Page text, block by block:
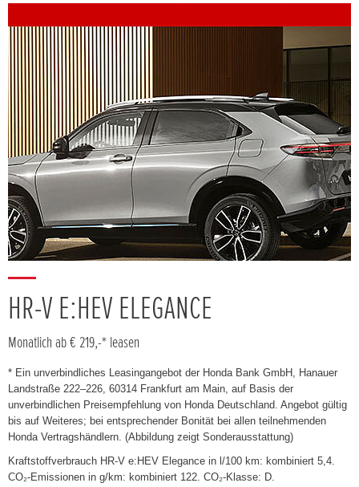
HR-V E:HEV ELEGANCE
Monatlich ab € 219,-* leasen
* Ein unverbindliches Leasingangebot der Honda Bank GmbH, Hanauer
Landstraße 222–226, 60314 Frankfurt am Main, auf Basis der
unverbindlichen Preisempfehlung von Honda Deutschland. Angebot gültig
bis auf Weiteres; bei entsprechender Bonität bei allen teilnehmenden
Honda Vertragshändlern. (Abbildung zeigt Sonderausstattung)
Kraftstoffverbrauch HR-V e:HEV Elegance in l/100 km: kombiniert 5,4.
CO₂-Emissionen in g/km: kombiniert 122. CO₂-Klasse: D.